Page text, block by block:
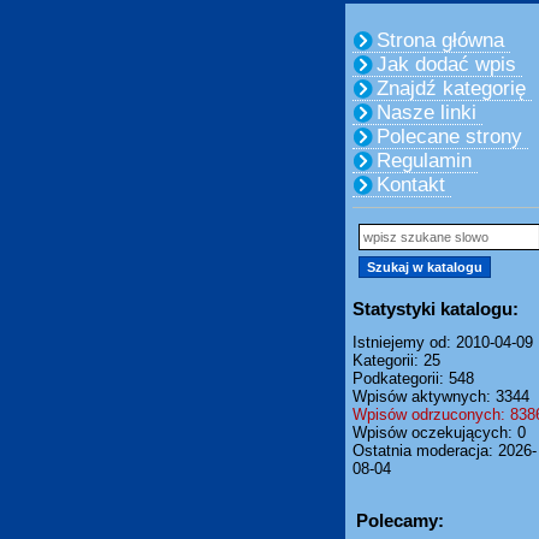
Strona główna
Jak dodać wpis
Znajdź kategorię
Nasze linki
Polecane strony
Regulamin
Kontakt
Statystyki katalogu:
Istniejemy od: 2010-04-09
Kategorii: 25
Podkategorii: 548
Wpisów aktywnych: 3344
Wpisów odrzuconych:
Wpisów oczekujących: 0
Ostatnia moderacja: 2026-
08-04
Polecamy: